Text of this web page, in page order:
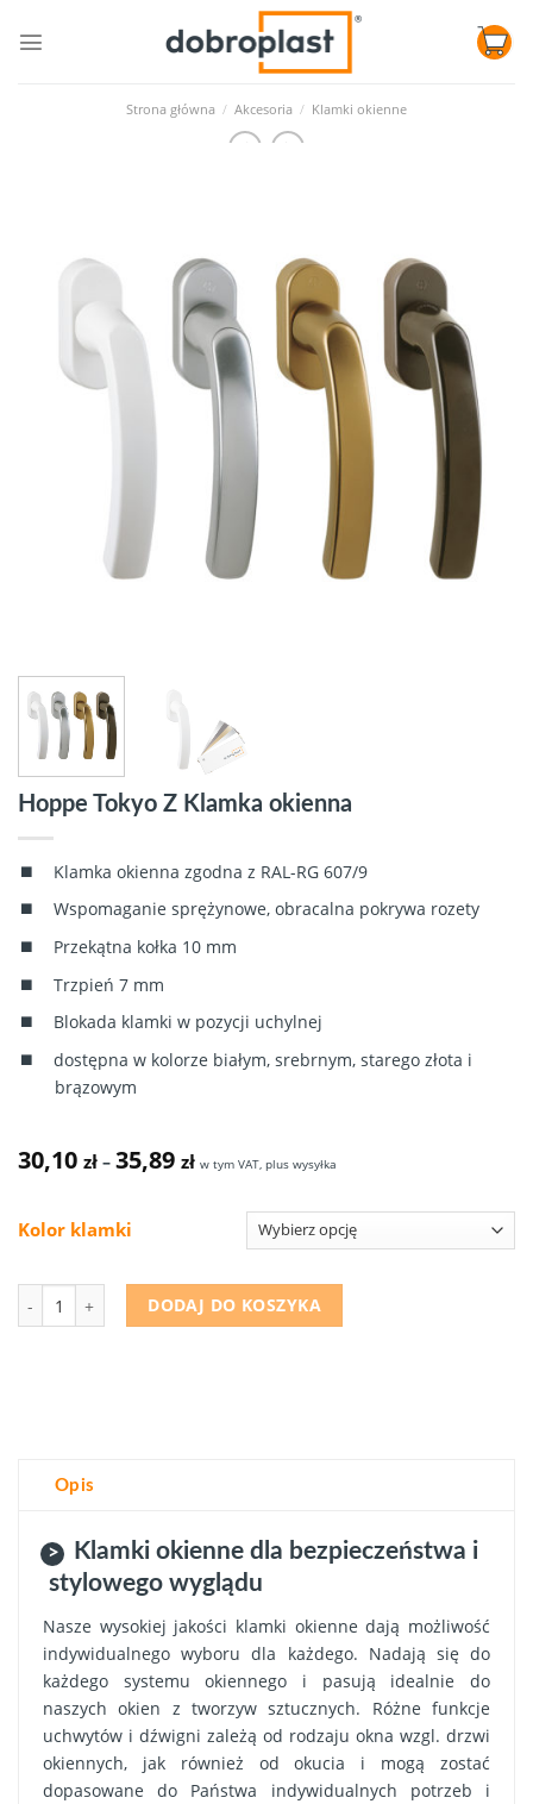
Strona główna / Akcesoria / Klamki okienne
Hoppe Tokyo Z Klamka okienna
Klamka okienna zgodna z RAL-RG 607/9
Wspomaganie sprężynowe, obracalna pokrywa rozety
Przekątna kołka 10 mm
Trzpień 7 mm
Blokada klamki w pozycji uchylnej
dostępna w kolorze białym, srebrnym, starego złota i
brązowym
30,10 zł – 35,89 zł w tym VAT, plus wysyłka
Kolor klamki
DODAJ DO KOSZYKA
Opis
Klamki okienne dla bezpieczeństwa i
stylowego wyglądu
Nasze wysokiej jakości klamki okienne dają możliwość
indywidualnego wyboru dla każdego. Nadają się do
każdego systemu okiennego i pasują idealnie do
naszych okien z tworzyw sztucznych. Różne funkcje
uchwytów i dźwigni zależą od rodzaju okna wzgl. drzwi
okiennych, jak również od okucia i mogą zostać
dopasowane do Państwa indywidualnych potrzeb i